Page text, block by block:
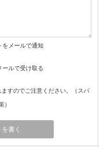
をメールで通知
ールで受け取る
すのでご注意ください。（スパ
）